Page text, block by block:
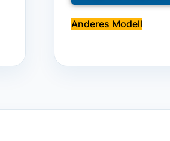
Anderes Modell